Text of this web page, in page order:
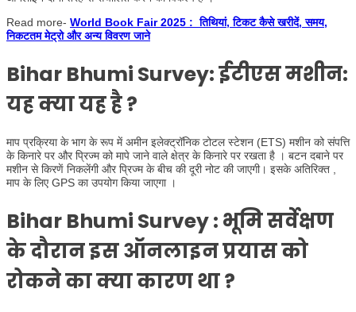
Read more- World Book Fair 2025 : तिथियां, टिकट कैसे खरीदें, समय,
निकटतम मेट्रो और अन्य विवरण जाने
Bihar Bhumi Survey: ईटीएस मशीन:
यह क्या यह है ?
माप प्रक्रिया के भाग के रूप में अमीन इलेक्ट्रॉनिक टोटल स्टेशन (ETS) मशीन को संपत्ति
के किनारे पर और प्रिज्म को मापे जाने वाले क्षेत्र के किनारे पर रखता है । बटन दबाने पर
मशीन से किरणें निकलेंगी और प्रिज्म के बीच की दूरी नोट की जाएगी। इसके अतिरिक्त ,
माप के लिए GPS का उपयोग किया जाएगा ।
Bihar Bhumi Survey : भूमि सर्वेक्षण
के दौरान इस ऑनलाइन प्रयास को
रोकने का क्या कारण था ?